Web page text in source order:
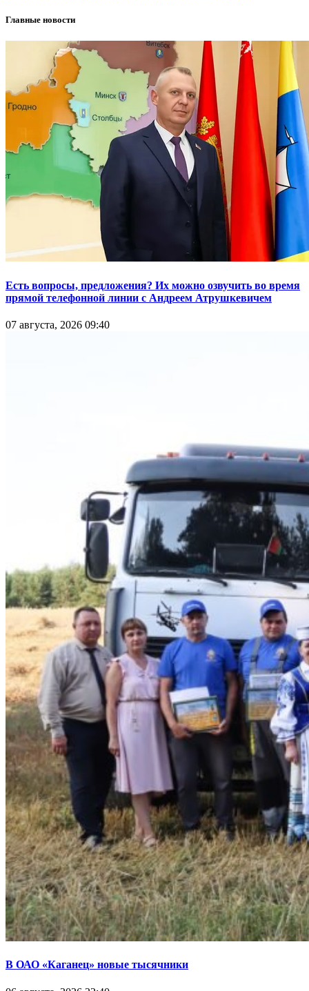
Главные новости
Есть вопросы, предложения? Их можно озвучить во время
прямой телефонной линии с Андреем Атрушкевичем
07 августа, 2026 09:40
В ОАО «Каганец» новые тысячники